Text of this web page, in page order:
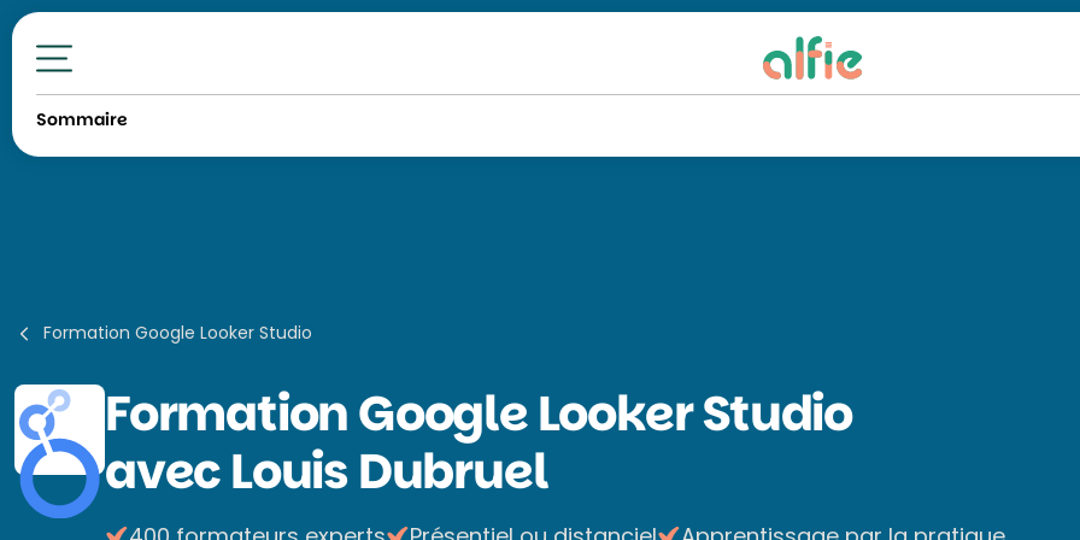
Toutes nos formations
Sommaire
Formation Google Looker Studio
FormationGoogle Looker Studio
avec Louis Dubruel